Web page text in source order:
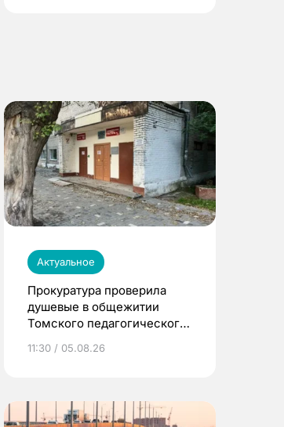
Актуальное
Прокуратура проверила
душевые в общежитии
Томского педагогического
11:30 / 05.08.26